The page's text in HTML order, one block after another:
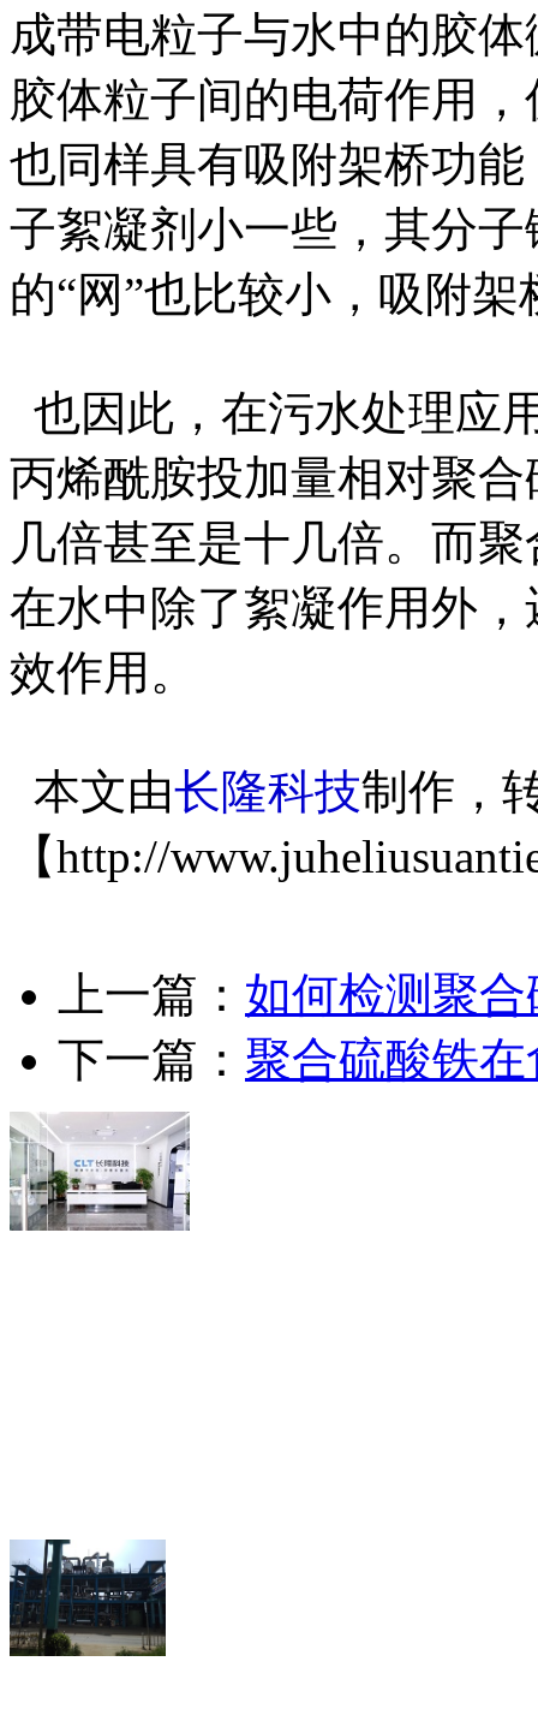
成带电粒子与水中的胶
胶体粒子间的电荷作用
也同样具有吸附架桥功
子絮凝剂小一些，其分
的“网”也比较小，吸附
也因此，在污水处理应
丙烯酰胺投加量相对聚
几倍甚至是十几倍。而
在水中除了絮凝作用外
效作用。
本文由长隆科技制作，
【http://
上一篇： 如何检测聚
下一篇： 聚合硫酸铁